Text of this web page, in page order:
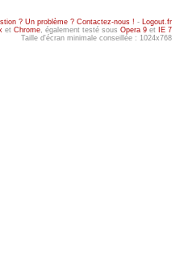
? Un problème ? Contactez-nous ! - Logout.fr
et Chrome, également testé sous Opera 9 et
IE 7
Taille d'écran minimale conseillée : 1024x768